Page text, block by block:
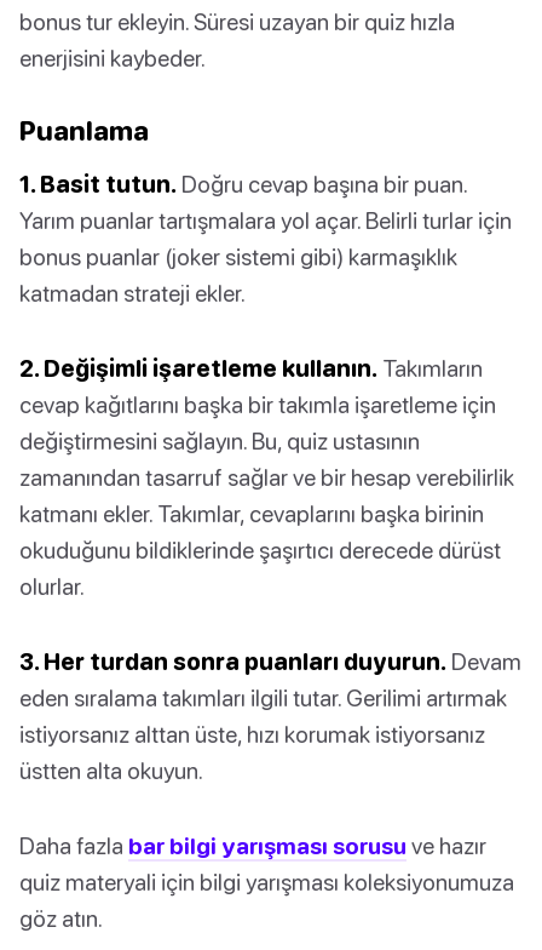
bonus tur ekleyin. Süresi uzayan bir quiz hızla
enerjisini kaybeder.
Puanlama
1. Basit tutun. Doğru cevap başına bir puan.
Yarım puanlar tartışmalara yol açar. Belirli turlar için
bonus puanlar (joker sistemi gibi) karmaşıklık
katmadan strateji ekler.
2. Değişimli işaretleme kullanın. Takımların
cevap kağıtlarını başka bir takımla işaretleme için
değiştirmesini sağlayın. Bu, quiz ustasının
zamanından tasarruf sağlar ve bir hesap verebilirlik
katmanı ekler. Takımlar, cevaplarını başka birinin
okuduğunu bildiklerinde şaşırtıcı derecede dürüst
olurlar.
3. Her turdan sonra puanları duyurun. Devam
eden sıralama takımları ilgili tutar. Gerilimi artırmak
istiyorsanız alttan üste, hızı korumak istiyorsanız
üstten alta okuyun.
Daha fazla bar bilgi yarışması sorusu ve hazır
quiz materyali için bilgi yarışması koleksiyonumuza
göz atın.